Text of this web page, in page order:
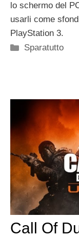
lo schermo del
usarli come
PlayStation 3.
Categorie
Sparatutto
Call Of